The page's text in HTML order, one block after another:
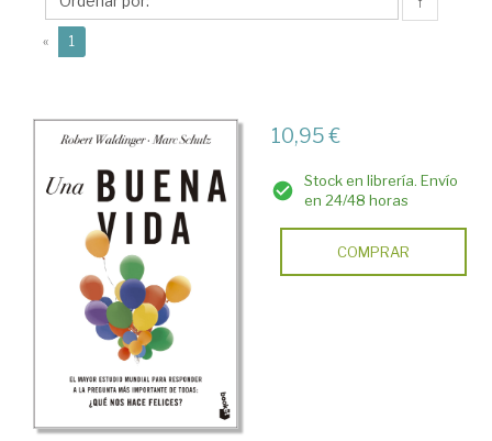
« 1
10,95 €
Stock en librería. Envío
en 24/48 horas
COMPRAR